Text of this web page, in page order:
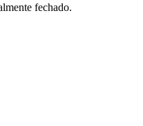
fechado.